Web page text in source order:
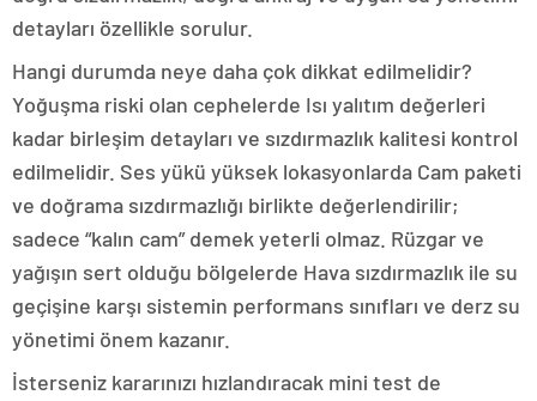
detayları özellikle sorulur.
Hangi durumda neye daha çok dikkat edilmelidir?
Yoğuşma riski olan cephelerde Isı yalıtım değerleri
kadar birleşim detayları ve sızdırmazlık kalitesi kontrol
edilmelidir. Ses yükü yüksek lokasyonlarda Cam paketi
ve doğrama sızdırmazlığı birlikte değerlendirilir;
sadece “kalın cam” demek yeterli olmaz. Rüzgar ve
yağışın sert olduğu bölgelerde Hava sızdırmazlık ile su
geçişine karşı sistemin performans sınıfları ve derz su
yönetimi önem kazanır.
İsterseniz kararınızı hızlandıracak mini test de